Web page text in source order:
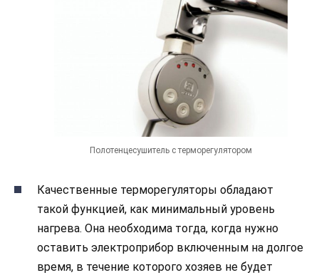
Полотенцесушитель с терморегулятором
Качественные терморегуляторы обладают
такой функцией, как минимальный уровень
нагрева. Она необходима тогда, когда нужно
оставить электроприбор включенным на долгое
время, в течение которого хозяев не будет